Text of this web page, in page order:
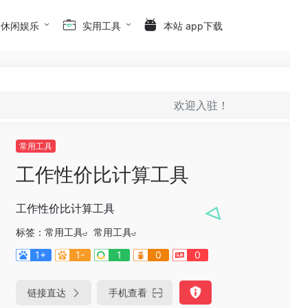
休闲娱乐 实用工具 本站 app下载
欢迎入驻！
常用工具
工作性价比计算工具
工作性价比计算工具
标签： 常用工具
常用工具
1+
1- 1 0 0
链接直达 手机查看